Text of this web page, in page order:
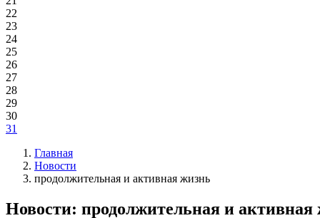
22
23
24
25
26
27
28
29
30
31
Главная
Новости
продолжительная и активная жизнь
Новости: продолжительная и активная